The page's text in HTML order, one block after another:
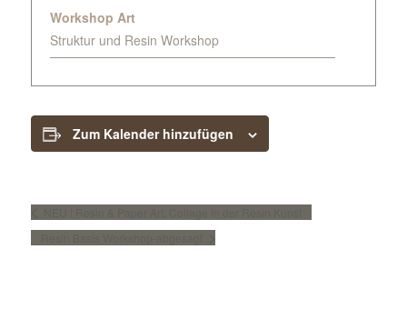
Workshop Art
Struktur und Resin Workshop
Zum Kalender hinzufügen